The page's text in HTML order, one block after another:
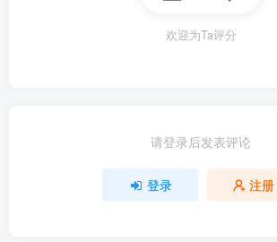
欢迎为Ta评分
请登录后发表评论
登录 注册